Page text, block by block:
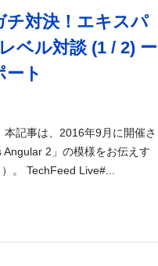
対決！エキスパ
ベル対談 (1 / 2) ー
ート
記事は、2016年9月に開催さ
2」の模様をお伝えす
。 TechFeed Live#...